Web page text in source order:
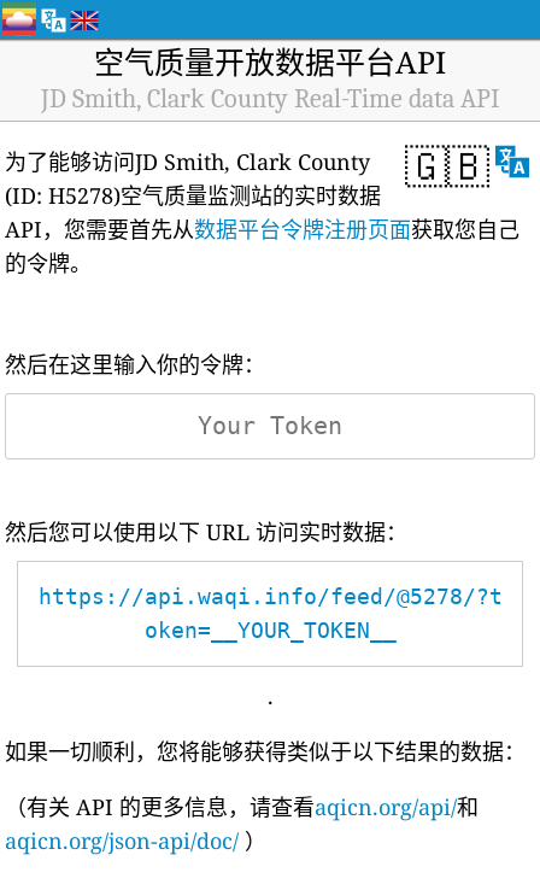
空气质量开放数据平台API
JD Smith, Clark County Real-Time data API
🇬🇧
为了能够访问JD Smith, Clark County
(ID: H5278)空气质量监测站的实时数据
API，您需要首先从数据平台令牌注册页面获取您自己
的令牌。
然后在这里输入你的令牌：
然后您可以使用以下 URL 访问实时数据：
https://api.waqi.info/feed/@5278/?t
oken=__YOUR_TOKEN__
.
如果一切顺利，您将能够获得类似于以下结果的数据：
（有关 API 的更多信息，请查看aqicn.org/api/和
aqicn.org/json-api/doc/ ）